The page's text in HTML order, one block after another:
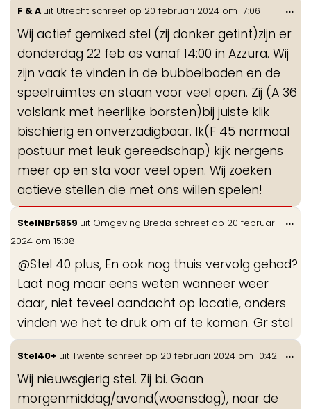
F & A uit Utrecht schreef op 20 februari 2024 om 17:06
Wij actief gemixed stel (zij donker getint)zijn er
donderdag 22 feb as vanaf 14:00 in Azzura. Wij
zijn vaak te vinden in de bubbelbaden en de
speelruimtes en staan voor veel open. Zij (A 36
volslank met heerlijke borsten)bij juiste klik
bischierig en onverzadigbaar. Ik(F 45 normaal
postuur met leuk gereedschap) kijk nergens
meer op en sta voor veel open. Wij zoeken
actieve stellen die met ons willen spelen!
...
StelNBr5859 uit Omgeving Breda schreef op 20 februari
2024 om 15:38
@Stel 40 plus, En ook nog thuis vervolg gehad?
Laat nog maar eens weten wanneer weer
daar, niet teveel aandacht op locatie, anders
vinden we het te druk om af te komen. Gr stel
...
Stel40+ uit Twente schreef op 20 februari 2024 om 10:42
Wij nieuwsgierig stel. Zij bi. Gaan
morgenmiddag/avond(woensdag), naar de
...